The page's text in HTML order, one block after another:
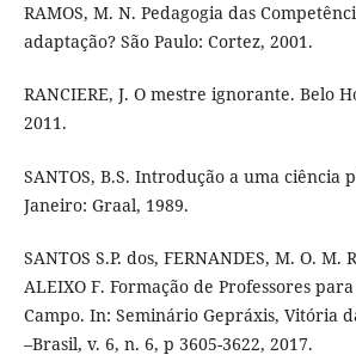
RAMOS, M. N. Pedagogia das
adaptação? São Paulo: Cortez, 2001.
RANCIERE, J. O mestre ignorante. Belo
2011.
SANTOS, B.S. Introdução a uma ciência
Janeiro: Graal, 1989.
SANTOS S.P. dos, FERNANDES, M. O. M.
ALEIXO F. Formação de Professores
Campo. In: Seminário Gepráxis, Vitória
–Brasil, v. 6, n. 6, p 3605-3622, 2017.